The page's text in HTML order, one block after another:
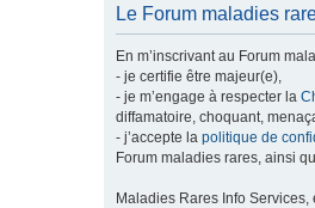
Le Forum maladies
En m’inscrivant au Forum
- je certifie être majeur(e),
- je m’engage à respecter la
diffamatoire, choquant,
- j’accepte la politique de
Forum maladies rares, ainsi
Maladies Rares Info